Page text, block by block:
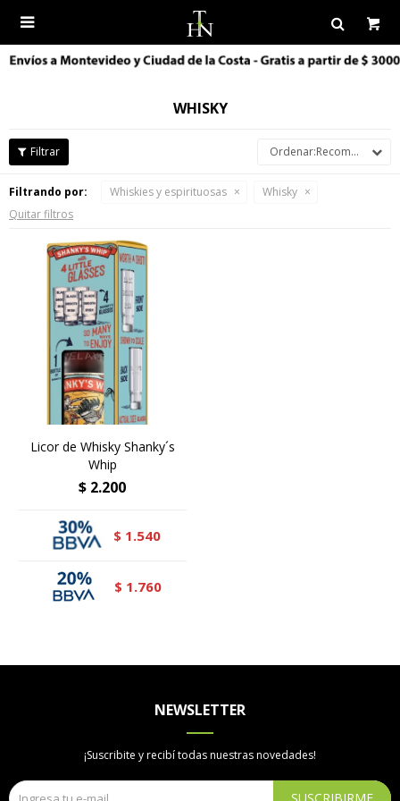

WHISKY
Recomendados
Filtrando por: Whiskies y espirituosas
Whisky
Quitar filtros
Licor de Whisky Shanky´s
Whip
$ 2.200
$ 1.540
$ 1.760
NEWSLETTER
¡Suscribite y recibí todas nuestras novedades!
SUSCRIBIRME